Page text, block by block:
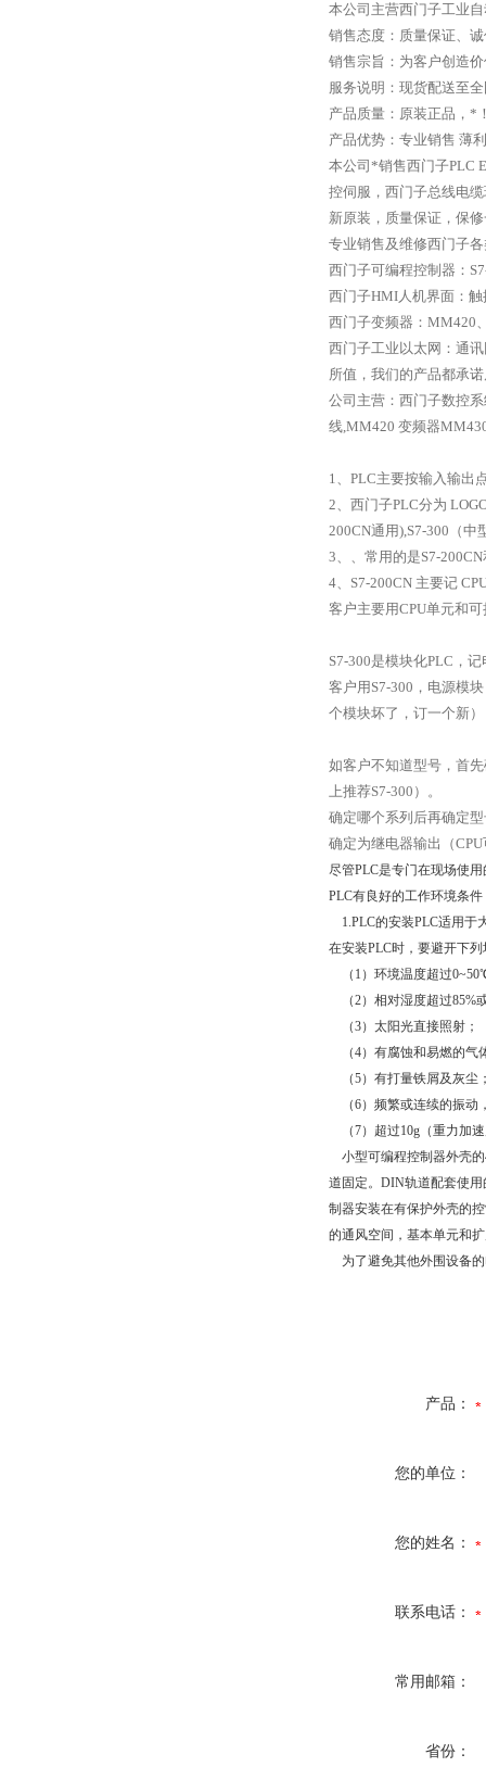
本公司主营西门子工业
销售态度：质量保证、
销售宗旨：为客户创造
服务说明：现货配送至
产品质量：原装正品，*
产品优势：专业销售 薄
本公司*销售西门子PLC
控伺服，西门子总线电
新原装，质量保证，保
专业销售及维修西门子
西门子可编程控制器：
西门子HMI人机界面：触
西门子变频器：MM420
西门子工业以太网：通
所值，我们的产品都承
公司主营：西门子数控系
线,MM420 变频器
1、PLC主要按输入输出
2、西门子PLC分为
200CN通用),S7-300（中
3、、常用的是S7-200CN
4、S7-200CN 主要记
客户主要用CPU单元和
S7-300是模块化PLC，
客户用S7-300，电源模
个模块坏了，订一个新
如客户不知道型号，首
上推荐S7-300）。
确定哪个系列后再确定
确定为继电器输出（
尽管PLC是专门在现场使
PLC有良好的工作环境条
1.PLC的安装PLC适用于
在安装PLC时，要避开下列
（1）环境温度超过
（2）相对湿度超过85%
（3）太阳光直接照射；
（4）有腐蚀和易燃的气
（5）有打量铁屑及灰尘
（6）频繁或连续的振动
（7）超过10g（重力加
小型可编程控制器外壳
道固定。DIN轨道配套使
制器安装在有保护外壳的
的通风空间，基本单元和
为了避免其他外围设备的
产品：
您的单位：
您的姓名：
联系电话：
常用邮箱：
省份：